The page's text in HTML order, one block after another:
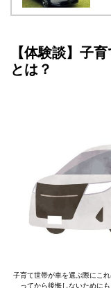
【体験談】子
とは？
子育て世帯が車を選ぶ際にこ
ってから後悔しないために